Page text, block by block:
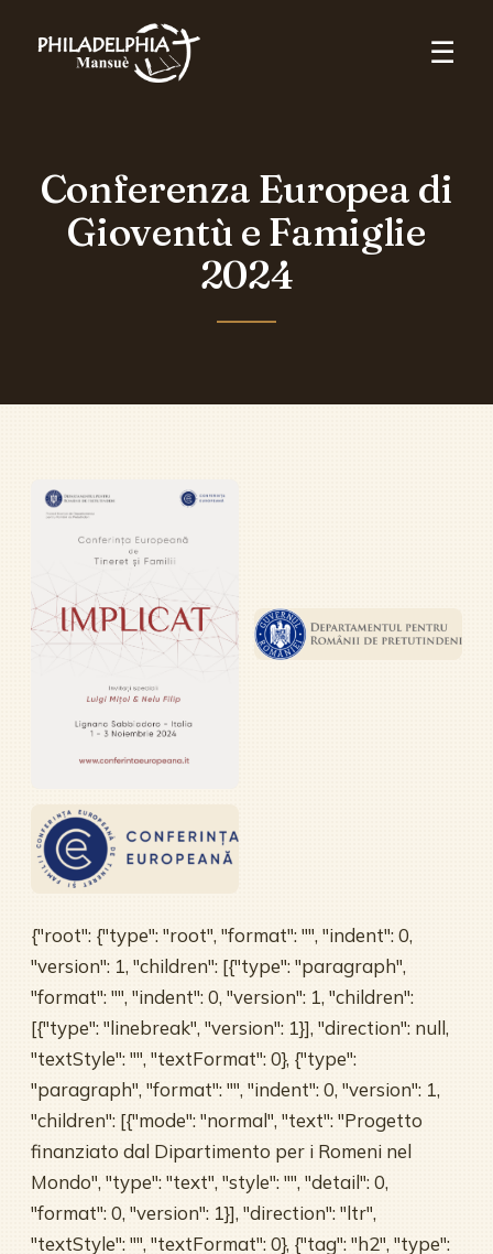
☰
Conferenza Europea di
Gioventù e Famiglie
2024
{"root": {"type": "root", "format": "", "indent": 0,
"version": 1, "children": [{"type": "paragraph",
"format": "", "indent": 0, "version": 1, "children":
[{"type": "linebreak", "version": 1}], "direction": null,
"textStyle": "", "textFormat": 0}, {"type":
"paragraph", "format": "", "indent": 0, "version": 1,
"children": [{"mode": "normal", "text": "Progetto
finanziato dal Dipartimento per i Romeni nel
Mondo", "type": "text", "style": "", "detail": 0,
"format": 0, "version": 1}], "direction": "ltr",
"textStyle": "", "textFormat": 0}, {"tag": "h2", "type":